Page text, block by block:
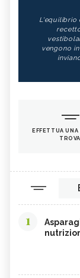
L'equilibrio
vengono
EFFETTUA
1